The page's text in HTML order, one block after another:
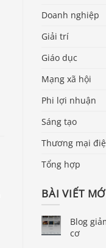
Doanh nghiệp
Giải trí
Giáo dục
Mạng xã hội
Phi lợi nhuận
Sáng tạo
Thương mại
Tổng hợp
BÀI VIẾT
Blog
cơ